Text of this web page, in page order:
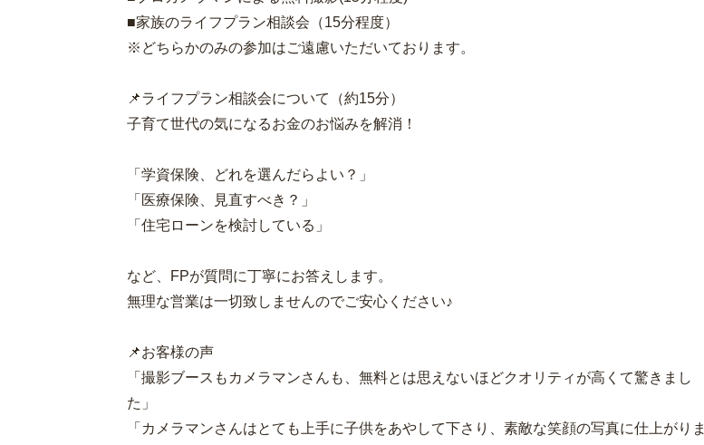
■家族のライフプラン相談会（15分程度）
※どちらかのみの参加はご遠慮いただいております。
📌ライフプラン相談会について（約15分）
子育て世代の気になるお金のお悩みを解消！
「学資保険、どれを選んだらよい？」
「医療保険、見直すべき？」
「住宅ローンを検討している」
など、FPが質問に丁寧にお答えします。
無理な営業は一切致しませんのでご安心ください♪
📌お客様の声
「撮影ブースもカメラマンさんも、無料とは思えないほどクオリティが高くて驚きまし
た」
「カメラマンさんはとても上手に子供をあやして下さり、素敵な笑顔の写真に仕上がりま